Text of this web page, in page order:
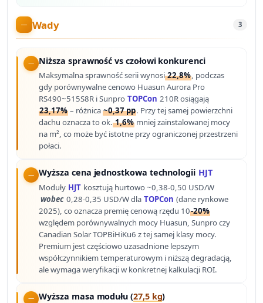
Wady 3
Niższa sprawność vs czołowi konkurenci
Maksymalna sprawność serii wynosi22,8%, podczas
gdy porównywalne cenowo Huasun Aurora Pro
RS490~515S8R i Sunpro TOPCon 210R osiągają
23,17% – różnica~0,37 pp. Przy tej samej powierzchni
dachu oznacza to ok.1,6% mniej zainstalowanej mocy
na m², co może być istotne przy ograniczonej przestrzeni
połaci.
Wyższa cena jednostkowa technologii HJT
Moduły HJT kosztują hurtowo ~0,38-0,50 USD/W
wobec 0,28-0,35 USD/W dla TOPCon (dane rynkowe
2025), co oznacza premię cenową rzędu 10-20%
względem porównywalnych mocy Huasun, Sunpro czy
Canadian Solar TOPBiHiKu6 z tej samej klasy mocy.
Premium jest częściowo uzasadnione lepszym
współczynnikiem temperaturowym i niższą degradacją,
ale wymaga weryfikacji w konkretnej kalkulacji ROI.
Wyższa masa modułu (27,5 kg)